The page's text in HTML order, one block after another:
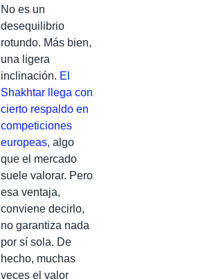
No es un
desequilibrio
rotundo. Más bien,
una ligera
inclinación. El
Shakhtar llega con
cierto respaldo en
competiciones
europeas, algo
que el mercado
suele valorar. Pero
esa ventaja,
conviene decirlo,
no garantiza nada
por sí sola. De
hecho, muchas
veces el valor